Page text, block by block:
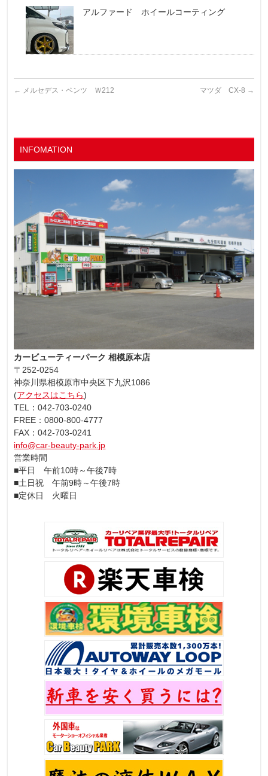
アルファード ホイールコーティング
← メルセデス・ベンツ Ｗ212 マツダ CX-8 →
INFOMATION
カービューティーパーク 相模原本店
〒252-0254
神奈川県相模原市中央区下九沢1086
(アクセスはこちら)
TEL：042-703-0240
FREE：0800-800-4777
FAX：042-703-0241
info@car-beauty-park.jp
営業時間
■平日 午前10時～午後7時
■土日祝 午前9時～午後7時
■定休日 火曜日